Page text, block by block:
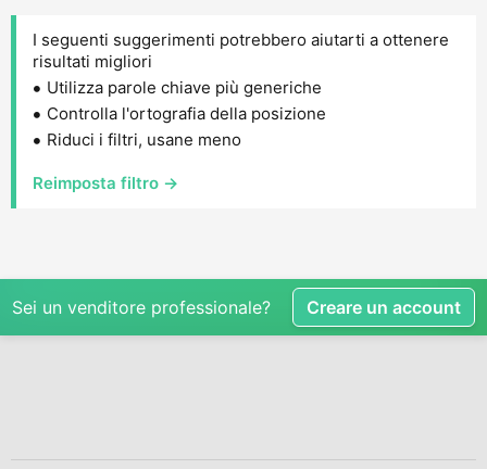
I seguenti suggerimenti potrebbero aiutarti a ottenere
risultati migliori
Utilizza parole chiave più generiche
Controlla l'ortografia della posizione
Riduci i filtri, usane meno
Reimposta filtro →
Sei un venditore professionale? Creare un account